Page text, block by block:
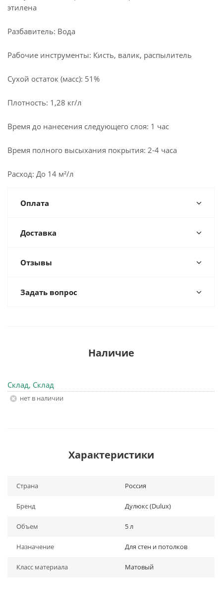
этилена
Разбавитель: Вода
Рабочие инструменты: Кисть, валик, распылитель
Сухой остаток (масс): 51%
Плотность: 1,28 кг/л
Время до нанесения следующего слоя: 1 час
Время полного высыхания покрытия: 2-4 часа
Расход: До 14 м²/л
Оплата
Доставка
Отзывы
Задать вопрос
Наличие
Склад, Склад
Нет в наличии
Характеристики
Страна Россия
Бренд Дулюкс (Dulux)
Объем 5 л
Назначение Для стен и потолков
Класс материала Матовый